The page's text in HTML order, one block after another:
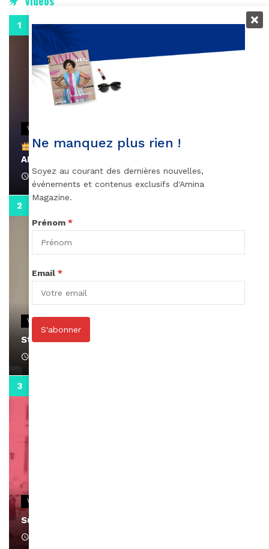
0:29
VIDEOS
Remerciements à Ayden pour son message sur
AMINA, le Magazine de la Femme
April 1, 2022
VIDEOS
Stacy passe un message
VIDEOS
Support Black Business Wee-kend
Ne manquez plus rien !
Soyez au courant des dernières nouvelles,
événements et contenus exclusifs d'Amina
Magazine.
Prénom *
Email *
S'abonner